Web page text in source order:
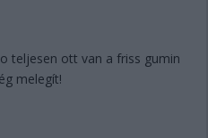
teljesen ott van a friss gumin
melegít!